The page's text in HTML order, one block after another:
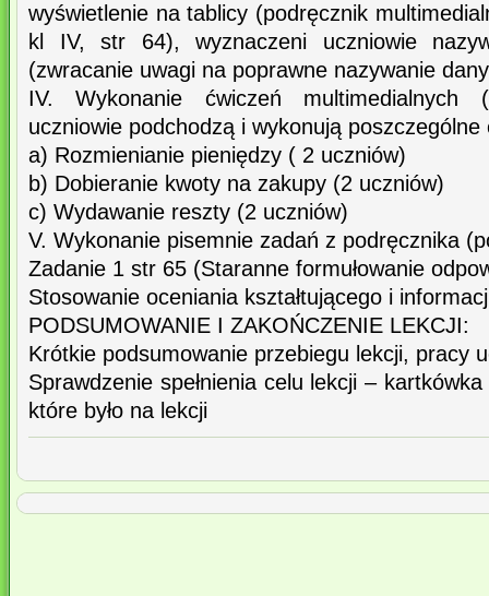
wyświetlenie na tablicy (podręcznik
kl IV, str 64), wyznaczeni uczniowie
(zwracanie uwagi na poprawne nazywanie
IV. Wykonanie ćwiczeń multimedialnych
uczniowie podchodzą i wykonują
a) Rozmienianie pieniędzy ( 2 uczniów)
b) Dobieranie kwoty na zakupy (2 uczniów)
c) Wydawanie reszty (2 uczniów)
V. Wykonanie pisemnie zadań z podręcznika
Zadanie 1 str 65 (Staranne formułowanie
Stosowanie oceniania kształtującego i
PODSUMOWANIE I ZAKOŃCZENIE LEKCJI:
Krótkie podsumowanie przebiegu lekcji, pracy
Sprawdzenie spełnienia celu lekcji –
które było na lekcji